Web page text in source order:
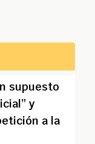
supuesto
y
a la